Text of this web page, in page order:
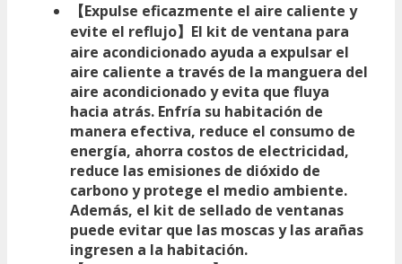
【Expulse eficazmente el aire caliente y
evite el reflujo】El kit de ventana para
aire acondicionado ayuda a expulsar el
aire caliente a través de la manguera del
aire acondicionado y evita que fluya
hacia atrás. Enfría su habitación de
manera efectiva, reduce el consumo de
energía, ahorra costos de electricidad,
reduce las emisiones de dióxido de
carbono y protege el medio ambiente.
Además, el kit de sellado de ventanas
puede evitar que las moscas y las arañas
ingresen a la habitación.